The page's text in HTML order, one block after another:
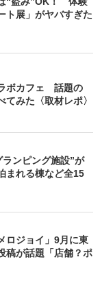
ト展」がヤバすぎた
ボカフェ 話題の
てみた〈取材レポ〉
ンピング施設”が
れる棟など全15
ロジョイ」9月に東
が話題「店舗？ポ